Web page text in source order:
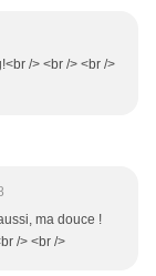
/> <br /> <br />
ma douce !
/> <br />